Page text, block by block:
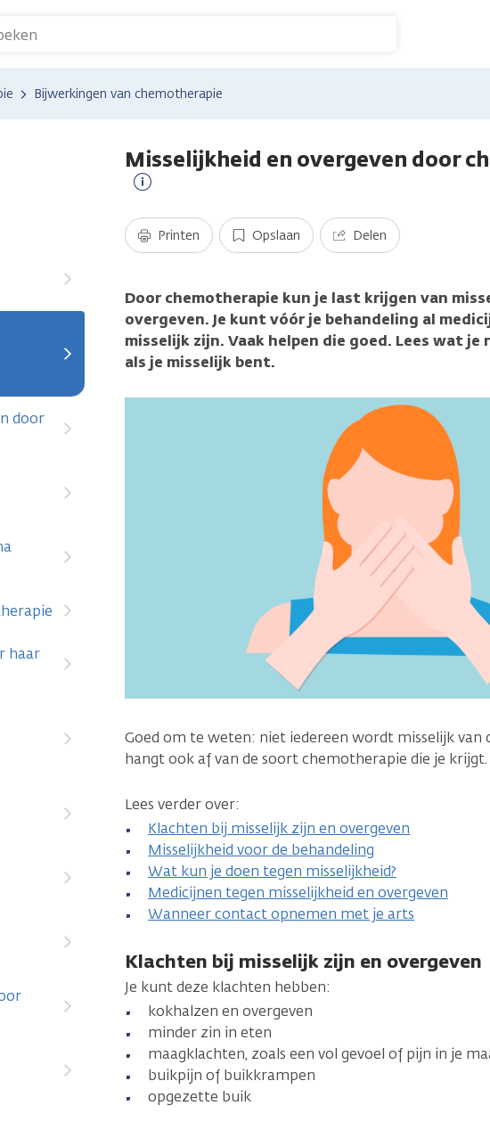
Bijwerkingen van chemotherapie
door
haar
Misselijkheid en overgeven door
informatie
Printen Opslaan Delen
Door chemotherapie kun je last krijgen van
overgeven. Je kunt vóór je behandeling al
misselijk zijn. Vaak helpen die goed. Lees wat je
als je misselijk bent.
Goed om te weten: niet iedereen wordt misselijk van
hangt ook af van de soort chemotherapie die je krijgt.
Lees verder over:
Klachten bij misselijk zijn en overgeven
Misselijkheid voor de behandeling
Wat kun je doen tegen misselijkheid?
Medicijnen tegen misselijkheid en overgeven
Wanneer contact opnemen met je arts
Klachten bij misselijk zijn en overgeven
Je kunt deze klachten hebben:
kokhalzen en overgeven
minder zin in eten
maagklachten, zoals een vol gevoel of pijn in je
buikpijn of buikkrampen
opgezette buik